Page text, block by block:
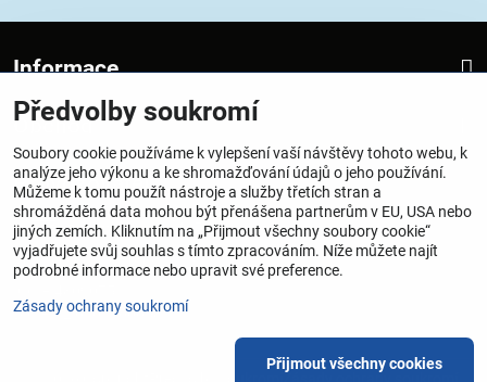
Informace
Obchod
Provozovatel
SATTECH one-Miroslav Dražil
Vrchlického 25, Praha 5, 150 00
DIČ – CZ 6707160658
Zásady ochrany soukromí
Předvolby soukromí
Soubory cookie používáme k vylepšení vaší návštěvy tohoto webu, k
analýze jeho výkonu a ke shromažďování údajů o jeho používání.
Můžeme k tomu použít nástroje a služby třetích stran a
shromážděná data mohou být přenášena partnerům v EU, USA nebo
jiných zemích. Kliknutím na „Přijmout všechny soubory cookie“
vyjadřujete svůj souhlas s tímto zpracováním. Níže můžete najít
podrobné informace nebo upravit své preference.
Zásady ochrany soukromí
Přijmout všechny cookies